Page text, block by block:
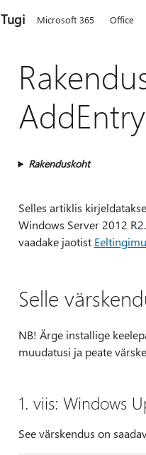
Tugi Microsoft 365 Office
Rakenduskoht
Selles artiklis
Windows Server 2012
vaadake jaotist
Selle
NB! Ärge installige
muudatusi ja peate
1. viis: Windows
See värskendus on